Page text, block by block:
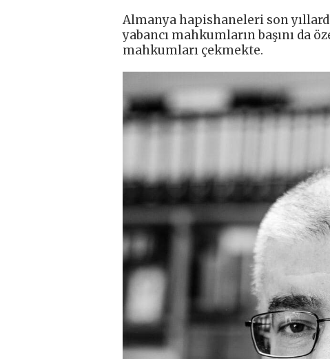
Almanya hapishaneleri son
yabancı mahkumların başını da
mahkumları çekmekte.